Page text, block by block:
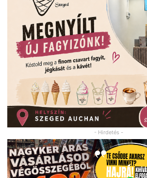
- Hirdetés -